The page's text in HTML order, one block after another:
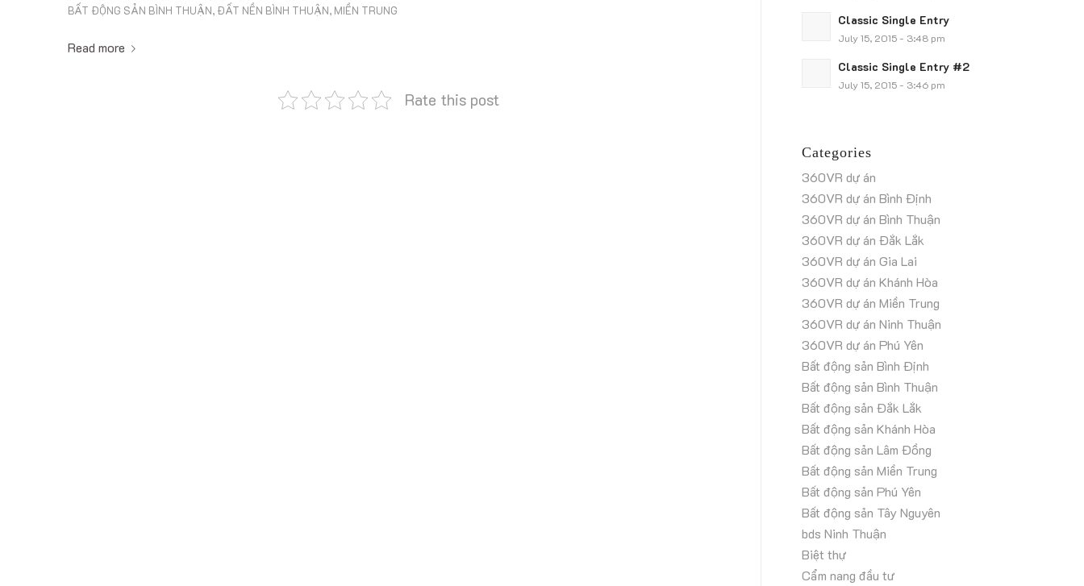
BẤT ĐỘNG SẢN BÌNH THUẬN, ĐẤT NỀN BÌNH THUẬN, MIỀN TRUNG
Read more
Rate this post
Classic Single Entry
July 15, 2015 - 3:48 pm
Classic Single Entry #2
July 15, 2015 - 3:46 pm
Categories
360VR dự án
360VR dự án Bình Định
360VR dự án Bình Thuận
360VR dự án Đắk Lắk
360VR dự án Gia Lai
360VR dự án Khánh Hòa
360VR dự án Miền Trung
360VR dự án Ninh Thuận
360VR dự án Phú Yên
Bất động sản Bình Định
Bất động sản Bình Thuận
Bất động sản Đắk Lắk
Bất động sản Khánh Hòa
Bất động sản Lâm Đồng
Bất động sản Miền Trung
Bất động sản Phú Yên
Bất động sản Tây Nguyên
bds Ninh Thuận
Biệt thự
Cẩm nang đầu tư